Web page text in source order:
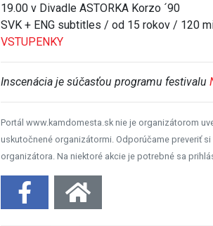
19.00 v Divadle ASTORKA Korzo ´90
SVK + ENG subtitles / od 15 rokov / 120
VSTUPENKY
Inscenácia je súčasťou programu festivalu
Portál www.kamdomesta.sk nie je organizátorom
uskutočnené organizátormi. Odporúčame preveriť
organizátora. Na niektoré akcie je potrebné sa